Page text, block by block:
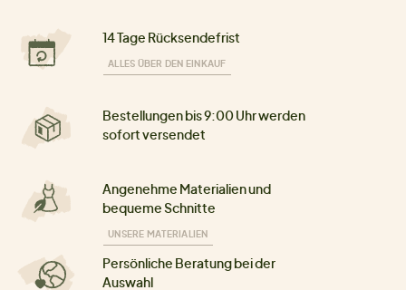
14 Tage Rücksendefrist
ALLES ÜBER DEN EINKAUF
Bestellungen bis 9:00 Uhr werden
sofort versendet
Angenehme Materialien und
bequeme Schnitte
UNSERE MATERIALIEN
Persönliche Beratung bei der
Auswahl